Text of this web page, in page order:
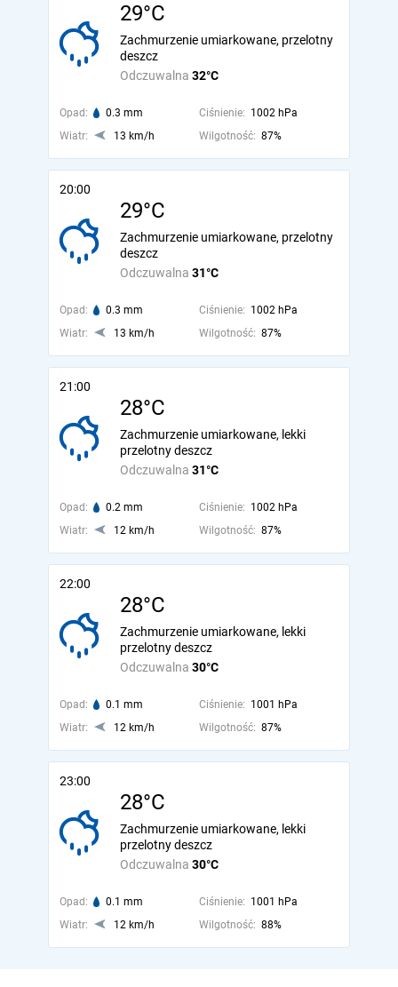
29°C
Odczuwalna 32°C
Zachmurzenie umiarkowane, przelotny
deszcz
Opad: 0.3 mm Ciśnienie: 1002 hPa
Wiatr:
13 km/h Wilgotność: 87%
20:00
29°C
Odczuwalna 31°C
Zachmurzenie umiarkowane, przelotny
deszcz
Opad: 0.3 mm Ciśnienie: 1002 hPa
Wiatr:
13 km/h Wilgotność: 87%
21:00
28°C
Odczuwalna 31°C
Zachmurzenie umiarkowane, lekki
przelotny deszcz
Opad: 0.2 mm Ciśnienie: 1002 hPa
Wiatr:
12 km/h Wilgotność: 87%
22:00
28°C
Odczuwalna 30°C
Zachmurzenie umiarkowane, lekki
przelotny deszcz
Opad: 0.1 mm Ciśnienie: 1001 hPa
Wiatr:
12 km/h Wilgotność: 87%
23:00
28°C
Odczuwalna 30°C
Zachmurzenie umiarkowane, lekki
przelotny deszcz
Opad: 0.1 mm Ciśnienie: 1001 hPa
Wiatr:
12 km/h Wilgotność: 88%